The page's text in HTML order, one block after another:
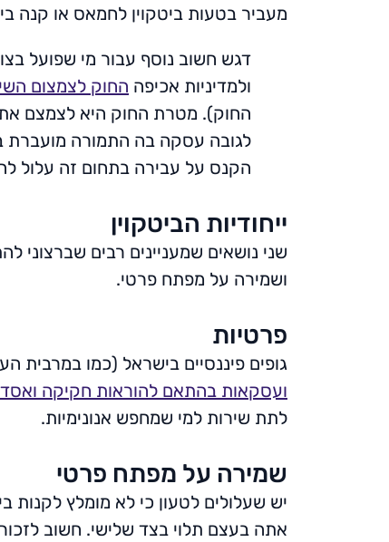
מעביר בטעות ביטקוין לחמאס או קנה
דגש חשוב נוסף עבור מי שפועל
ולמדיניות אכיפה החוק לצמצום
החוק). מטרת החוק היא לצמצם את
הקנס על עבירה בתחום זה עלול
ייחודיות הביטקוין
שני נושאים שמעניינים רבים שברצוני
ושמירה על מפתח פרטי.
פרטיות
גופים פיננסיים בישראל (כמו במרבית
ועסקאות בהתאם להוראות חקיקה
לתת שירות למי שמחפש אנונימיות.
שמירה על מפתח פרטי
יש שעלולים לטעון כי לא מומלץ לקנות
אתה בעצם תלוי בצד שלישי. חשוב